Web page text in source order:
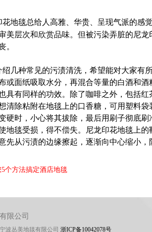
花地毯总给人高雅、华贵、呈现气派的感
美层次和欣赏品味。但被污染弄脏的尼
。
几种常见的污渍清洗，希望能对大家有
或面纸吸取水分，再混合等量的白酒和
具有同样的功效。除了咖啡之外，包括
清除粘附在地毯上的口香糖，可用塑料
硬时，小心将其拔除，最后用刷子彻底
地毯受损，得不偿失。
尼龙印花地毯 上
先从污渍的边缘擦起，逐渐向中心缩小，
5个方法搞定酒店地毯
限公司
波丛美地毯有限公司 浙ICP备10042078号